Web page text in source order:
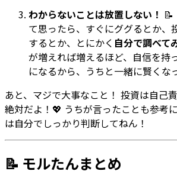
わからないことは放置しない！ 📝
て思ったら、すぐにググるとか、
するとか、とにかく 自分で調べて
が増えれば増えるほど、自信を持
になるから、うちと一緒に賢くな
あと、マジで大事なこと！ 投資は自己
絶対だよ！💖 うちが言ったことも参考
は自分でしっかり判断してねん！
📝 モルたんまとめ